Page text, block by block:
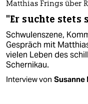
Matthias Frings über
"Er suchte stets
Schwulenszene,
Gespräch mit
vielen Leben des
Schernikau.
Interview von Susanne